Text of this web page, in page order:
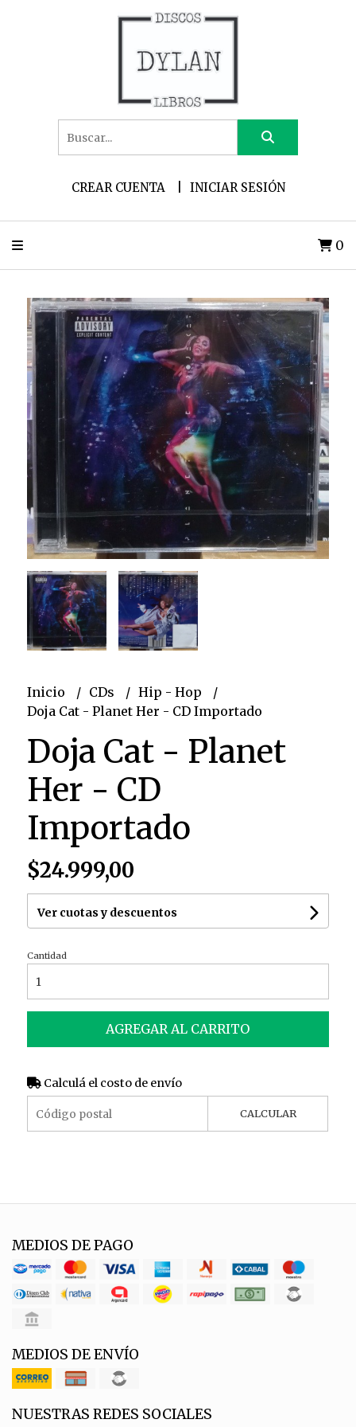
CREAR CUENTA INICIAR SESIÓN
0
Inicio CDs
Hip - Hop
Doja Cat - Planet Her - CD Importado
Doja Cat - Planet
Her - CD
Importado
$24.999,00
Ver cuotas y descuentos
Cantidad
AGREGAR AL CARRITO
Calculá el costo de envío
CALCULAR
MEDIOS DE PAGO
MEDIOS DE ENVÍO
NUESTRAS REDES SOCIALES